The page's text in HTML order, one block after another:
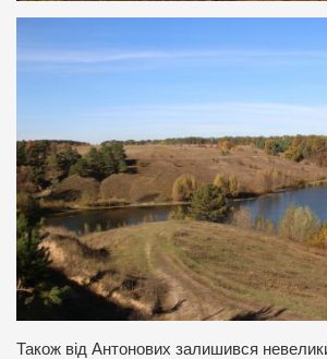
Також від Антонових залишився